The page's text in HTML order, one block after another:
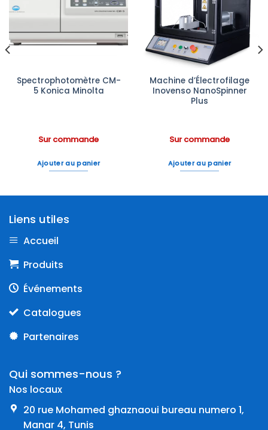
Ajouter
à la liste
Spectrophotomètre CM-
5 Konica Minolta
Sur commande
Ajouter au panier
Ajouter
à la liste
d’envies
Machine d’Électrofilage
Inovenso NanoSpinner
Plus
Sur commande
Ajouter au panier
Liens utiles
Accueil
Produits
Événements
Catalogues
Partenaires
Qui sommes-nous ?
Nos locaux
20 rue Mohamed ghaznaoui bureau numero 1,
Manar 4, Tunis